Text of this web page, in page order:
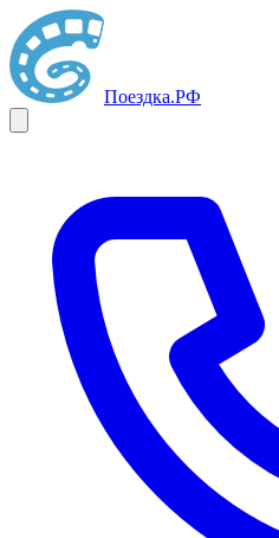
Поездка.РФ